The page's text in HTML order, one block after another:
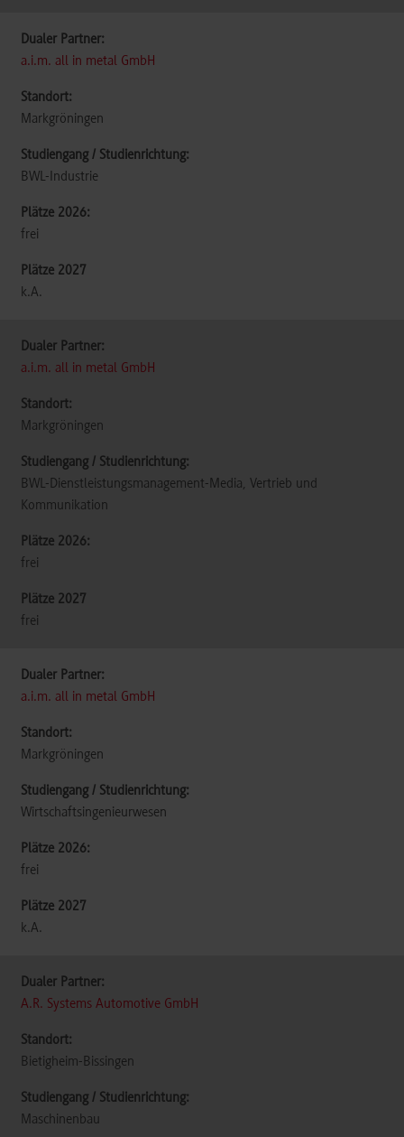
a.i.m. all in metal GmbH
Markgröningen
BWL-Industrie
frei
k.A.
a.i.m. all in metal GmbH
Markgröningen
BWL-Dienstleistungsmanagement-Media, Vertrieb und
Kommunikation
frei
frei
a.i.m. all in metal GmbH
Markgröningen
Wirtschaftsingenieurwesen
frei
k.A.
A.R. Systems Automotive GmbH
Bietigheim-Bissingen
Maschinenbau